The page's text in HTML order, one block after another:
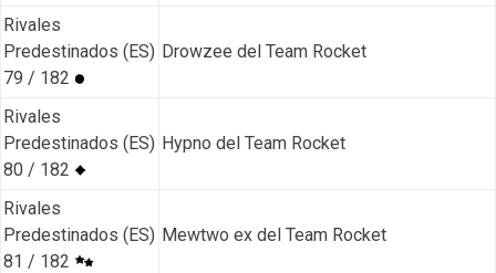
Rivales
Predestinados (ES)
79 / 182
Drowzee del Team Rocket
Rivales
Predestinados (ES)
80 / 182
Hypno del Team Rocket
Rivales
Predestinados (ES)
81 / 182
Mewtwo ex del Team Rocket